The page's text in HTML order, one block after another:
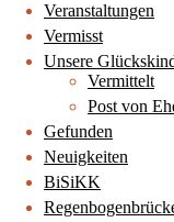
Veranstaltungen
Vermisst
Unsere
Vermittelt
Post von
Gefunden
Neuigkeiten
BiSiKK